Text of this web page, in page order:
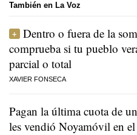
También en La Voz
Dentro o fuera de la
comprueba si tu pueblo
parcial o total
XAVIER FONSECA
Pagan la última cuota de
les vendió Noyamóvil en